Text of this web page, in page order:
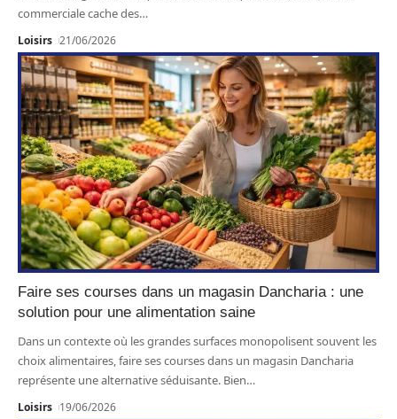
commerciale cache des…
Loisirs 21/06/2026
Faire ses courses dans un magasin Dancharia : une
solution pour une alimentation saine
Dans un contexte où les grandes surfaces monopolisent souvent les
choix alimentaires, faire ses courses dans un magasin Dancharia
représente une alternative séduisante. Bien…
Loisirs 19/06/2026